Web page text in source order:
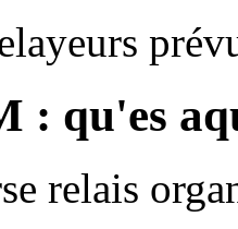
: qu'es
relais